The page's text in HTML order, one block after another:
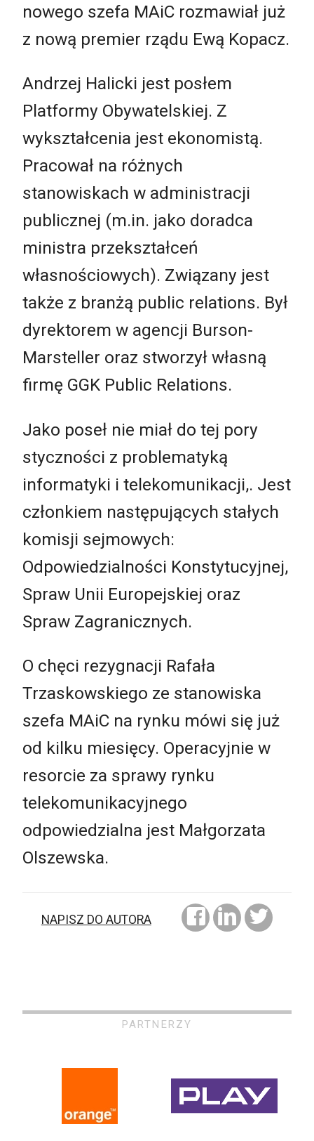
nowego szefa MAiC rozmawiał już
z nową premier rządu Ewą Kopacz.
Andrzej Halicki jest posłem
Platformy Obywatelskiej. Z
wykształcenia jest ekonomistą.
Pracował na różnych
stanowiskach w administracji
publicznej (m.in. jako doradca
ministra przekształceń
własnościowych). Związany jest
także z branżą public relations. Był
dyrektorem w agencji Burson-
Marsteller oraz stworzył własną
firmę GGK Public Relations.
Jako poseł nie miał do tej pory
styczności z problematyką
informatyki i telekomunikacji,. Jest
członkiem następujących stałych
komisji sejmowych:
Odpowiedzialności Konstytucyjnej,
Spraw Unii Europejskiej oraz
Spraw Zagranicznych.
O chęci rezygnacji Rafała
Trzaskowskiego ze stanowiska
szefa MAiC na rynku mówi się już
od kilku miesięcy. Operacyjnie w
resorcie za sprawy rynku
telekomunikacyjnego
odpowiedzialna jest Małgorzata
Olszewska.
NAPISZ DO AUTORA
PARTNERZY